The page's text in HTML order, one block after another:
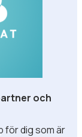
och
för dig som är